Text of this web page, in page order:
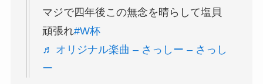
マジで四年後この無念を晴らして塩貝
頑張れ#W杯
♬ オリジナル楽曲 – さっしー – さっし
ー